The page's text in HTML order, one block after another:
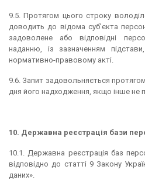
9.5. Протягом цього строку
доводить до відома суб’єкта
задоволене або відповідні
наданню, із зазначенням
нормативно-правовому акті.
9.6. Запит задовольняється
дня його надходження, якщо інше не
10. Державна реєстрація бази
10.1. Державна реєстрація баз
відповідно до статті 9 Закону
даних».